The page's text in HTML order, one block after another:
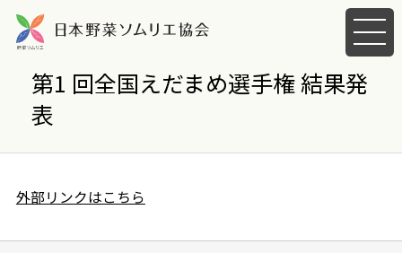
メ
ニ
ー
く
第1 回全国えだまめ選手権 結果発
表
外部リンクはこちら